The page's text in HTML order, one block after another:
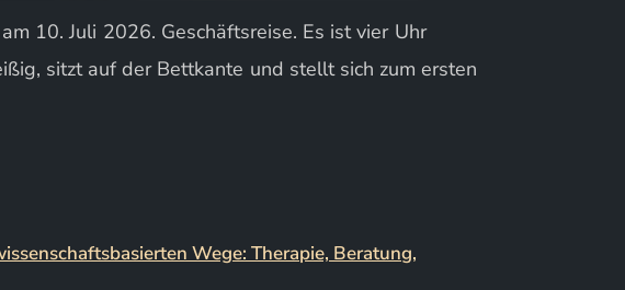
10. Juli 2026. Geschäftsreise. Es ist vier Uhr
sitzt auf der Bettkante und stellt sich zum ersten